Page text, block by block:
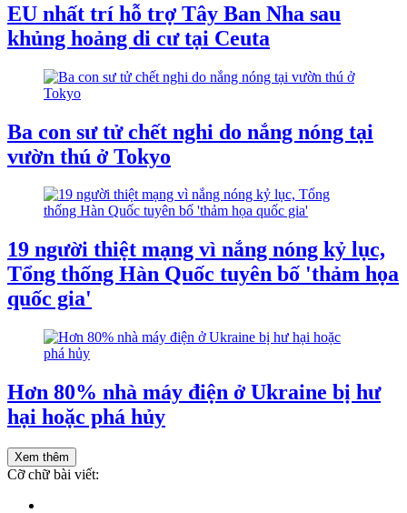
EU nhất trí hỗ trợ Tây Ban Nha sau
khủng hoảng di cư tại Ceuta
Ba con sư tử chết nghi do nắng nóng tại
vườn thú ở Tokyo
19 người thiệt mạng vì nắng nóng kỷ lục,
Tổng thống Hàn Quốc tuyên bố 'thảm họa
quốc gia'
Hơn 80% nhà máy điện ở Ukraine bị hư
hại hoặc phá hủy
Xem thêm
Cỡ chữ bài viết: